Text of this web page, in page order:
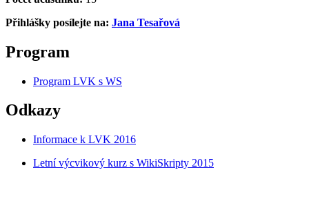
Přihlášky posílejte na: Jana Tesařová
Program
Program LVK s WS
Odkazy
Informace k LVK 2016
Letní výcvikový kurz s WikiSkripty 2015